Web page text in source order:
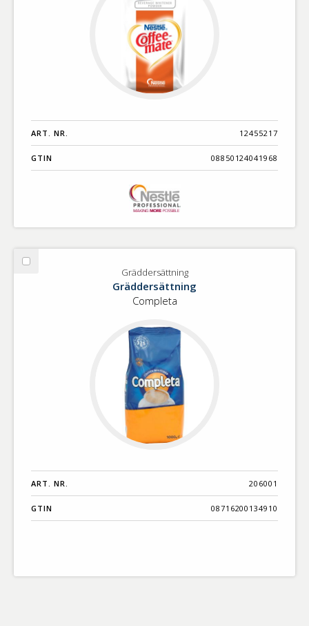
ART. NR. 12455217
GTIN 08850124041968
Välj
Gräddersättning
Gräddersättning
Completa
ART. NR. 206001
GTIN 08716200134910